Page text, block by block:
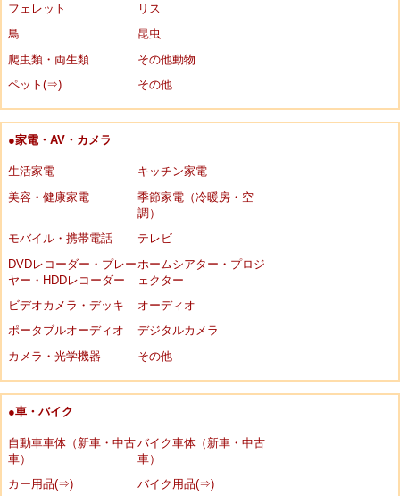
フェレット
リス
鳥
昆虫
爬虫類・両生類
その他動物
ペット(⇒)
その他
●家電・AV・カメラ
生活家電
キッチン家電
美容・健康家電
季節家電（冷暖房・空
調）
モバイル・携帯電話
テレビ
DVDレコーダー・プレー
ヤー・HDDレコーダー
ホームシアター・プロジ
ェクター
ビデオカメラ・デッキ
オーディオ
ポータブルオーディオ
デジタルカメラ
カメラ・光学機器
その他
●車・バイク
自動車車体（新車・中古
車）
バイク車体（新車・中古
車）
カー用品(⇒)
バイク用品(⇒)